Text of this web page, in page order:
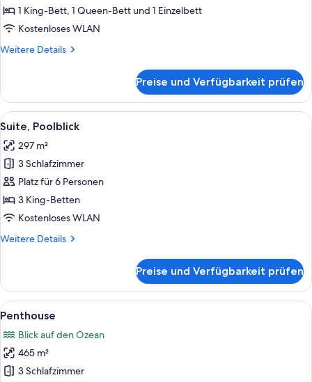
1 King-Bett, 1 Queen-Bett und 1 Einzelbett
Kostenloses WLAN
Weitere Details
Weitere
Suite
Preise und Verfügbarkeit prüfen
Alle
Fotos
für
Suite,
Poolblick
anzeigen
Ein ordentlich gemachtes Bett mit
6
Suite, Poolblick
297 m²
3 Schlafzimmer
Platz für 6 Personen
3 King-Betten
Kostenloses WLAN
Weitere Details
Weitere
Poolblick
Preise und Verfügbarkeit prüfen
Alle
Fotos
für
Penthouse
anzeigen
Ein modernes Schlafzimmer mit
10
Penthouse
Blick auf den Ozean
465 m²
3 Schlafzimmer